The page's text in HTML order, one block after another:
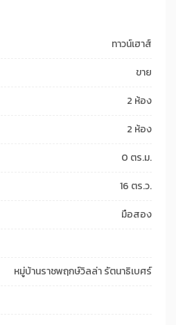
ทาวน์เฮาส์
ขาย
2 ห้อง
2 ห้อง
0 ตร.ม.
16 ตร.ว.
มือสอง
หมู่บ้านราชพฤกษ์วิลล่า รัตนาธิเบศร์